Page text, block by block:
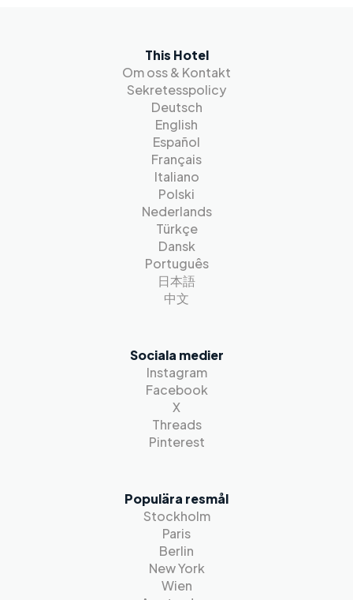
This Hotel
Om oss & Kontakt
Sekretesspolicy
Deutsch
English
Español
Français
Italiano
Polski
Nederlands
Türkçe
Dansk
Português
日本語
中文
Sociala medier
Instagram
Facebook
X
Threads
Pinterest
Populära resmål
Stockholm
Paris
Berlin
New York
Wien